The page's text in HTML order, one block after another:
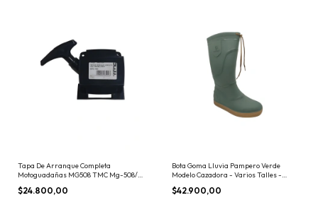
Tapa De Arranque Completa
Motoguadañas MG508 TMC Mg-508/
Evo Repuesto Original
$24.800,00
Bota Goma Lluvia Pampero Verde
Modelo Cazadora - Varios Talles -
Elegir - Par Botas
$42.900,00